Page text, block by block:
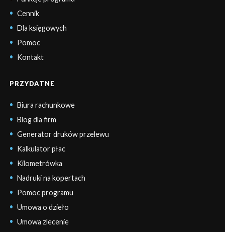
Cennik
Dla księgowych
Pomoc
Kontakt
PRZYDATNE
Biura rachunkowe
Blog dla firm
Generator druków przelewu
Kalkulator płac
Kilometrówka
Nadruki na kopertach
Pomoc programu
Umowa o dzieło
Umowa zlecenie